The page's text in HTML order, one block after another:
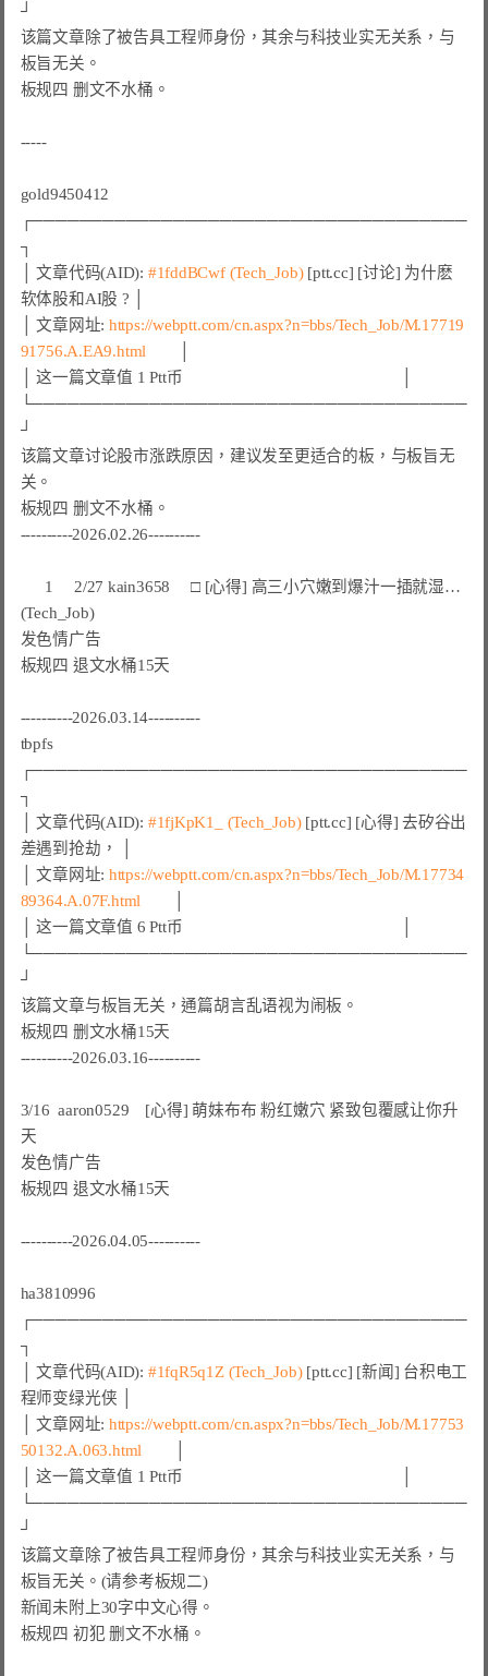
┘
该篇文章除了被告具工程师身份，其余与科技业实无关系，与
板旨无关。
板规四 删文不水桶。
-----
gold9450412
┌─────────────────────────────────────
┐
│ 文章代码(AID): #1fddBCwf (Tech_Job) [ptt.cc] [讨论] 为什麽
软体股和AI股 ? │
│ 文章网址: https://webptt.com/cn.aspx?n=bbs/Tech_Job/M.17719
91756.A.EA9.html
│ 这一篇文章值 1 Ptt币                                                     │
└─────────────────────────────────────
┘
该篇文章讨论股市涨跌原因，建议发至更适合的板，与板旨无
关。
板规四 删文不水桶。
----------2026.02.26----------
(Tech_Job)
发色情广告
板规四 退文水桶15天
----------2026.03.14----------
tbpfs
┌─────────────────────────────────────
┐
│ 文章代码(AID): #1fjKpK1_ (Tech_Job) [ptt.cc] [心得] 去矽谷出
差遇到抢劫， │
│ 文章网址: https://webptt.com/cn.aspx?n=bbs/Tech_Job/M.17734
89364.A.07F.html
│ 这一篇文章值 6 Ptt币                                                     │
└─────────────────────────────────────
┘
该篇文章与板旨无关，通篇胡言乱语视为闹板。
板规四 删文水桶15天
----------2026.03.16----------
3/16  aaron0529    [心得] 萌妹布布 粉红嫩穴 紧致包覆感让你升
天
发色情广告
板规四 退文水桶15天
----------2026.04.05----------
ha3810996
┌─────────────────────────────────────
┐
│ 文章代码(AID): #1fqR5q1Z (Tech_Job) [ptt.cc] [新闻] 台积电工
程师变绿光侠 │
│ 文章网址: https://webptt.com/cn.aspx?n=bbs/Tech_Job/M.17753
50132.A.063.html
│ 这一篇文章值 1 Ptt币                                                     │
└─────────────────────────────────────
┘
该篇文章除了被告具工程师身份，其余与科技业实无关系，与
板旨无关。(请参考板规二)
新闻未附上30字中文心得。
板规四 初犯 删文不水桶。